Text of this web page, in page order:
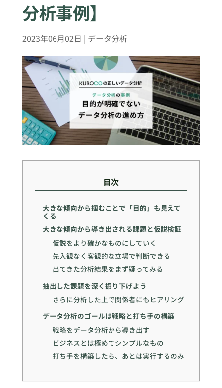
分析事例】
2023年06月02日 | データ分析
目次
大きな傾向から掴むことで「目的」も見えて
くる
大きな傾向から導き出される課題と仮説検証
仮説をより確かなものにしていく
先入観なく客観的な立場で判断できる
出てきた分析結果をまず疑ってみる
抽出した課題を深く掘り下げよう
さらに分析した上で関係者にもヒアリング
データ分析のゴールは戦略と打ち手の構築
戦略をデータ分析から導き出す
ビジネスとは極めてシンプルなもの
打ち手を構築したら、あとは実行するのみ